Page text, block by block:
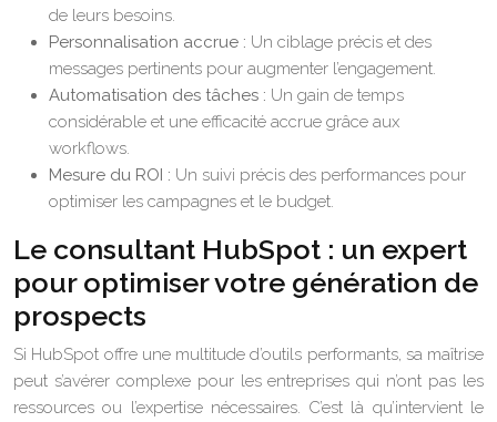
de leurs besoins.
Personnalisation accrue : Un ciblage précis et des
messages pertinents pour augmenter l’engagement.
Automatisation des tâches : Un gain de temps
considérable et une efficacité accrue grâce aux
workflows.
Mesure du ROI : Un suivi précis des performances pour
optimiser les campagnes et le budget.
Le consultant HubSpot : un expert
pour optimiser votre génération de
prospects
Si HubSpot offre une multitude d’outils performants, sa maîtrise
peut s’avérer complexe pour les entreprises qui n’ont pas les
ressources ou l’expertise nécessaires. C’est là qu’intervient le